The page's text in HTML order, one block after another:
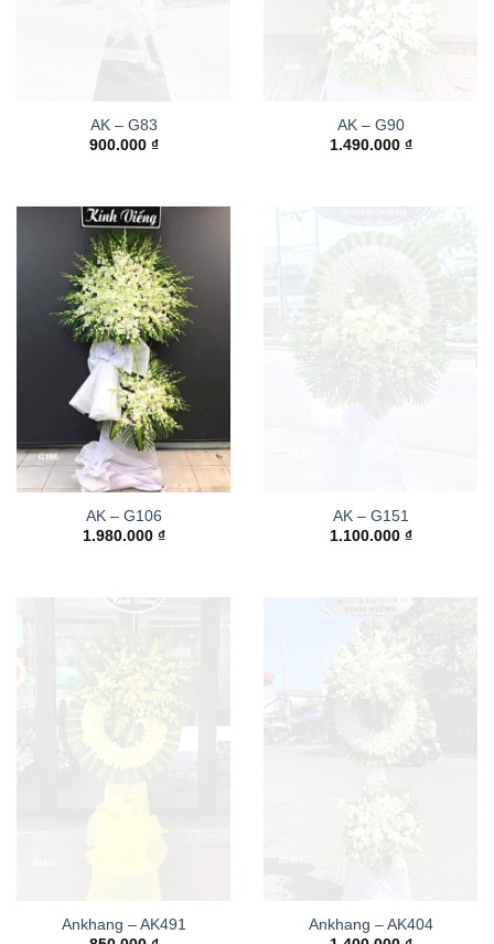
AK – G83
900.000 ₫
AK – G90
1.490.000 ₫
AK – G106
1.980.000 ₫
AK – G151
1.100.000 ₫
Ankhang – AK491
Ankhang – AK404